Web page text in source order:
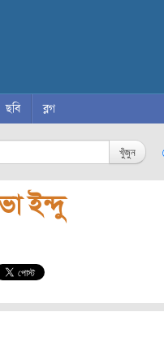
ছবি ব্লগ
খুঁজুন
ইন্দু